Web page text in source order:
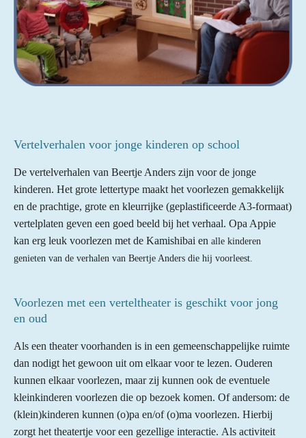
Vertelverhalen voor jonge kinderen op school
De vertelverhalen van Beertje Anders zijn voor de jonge
kinderen. Het grote lettertype maakt het voorlezen gemakkelijk
en de prachtige, grote en kleurrijke (geplastificeerde A3-formaat)
vertelplaten geven een goed beeld bij het verhaal. Opa Appie
kan erg leuk voorlezen met de Kamishibai en alle kinderen
genieten van de verhalen van Beertje Anders die hij voorleest.
Voorlezen met een verteltheater is geschikt voor jong
en oud
Als een theater voorhanden is in een gemeenschappelijke ruimte
dan nodigt het gewoon uit om elkaar voor te lezen. Ouderen
kunnen elkaar voorlezen, maar zij kunnen ook de eventuele
kleinkinderen voorlezen die op bezoek komen. Of andersom: de
(klein)kinderen kunnen (o)pa en/of (o)ma voorlezen. Hierbij
zorgt het theatertje voor een gezellige interactie. Als activiteit